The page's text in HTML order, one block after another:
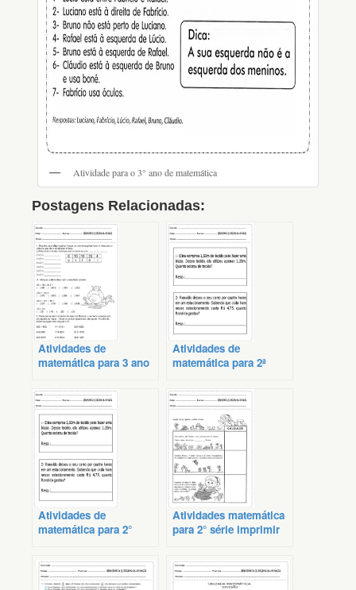
Atividade para o 3° ano de matemática
Postagens Relacionadas:
Atividades de
matemática para 3 ano
Atividades de
matemática para 2ª
Atividades de
matemática para 2°
Atividades matemática
para 2° série imprimir